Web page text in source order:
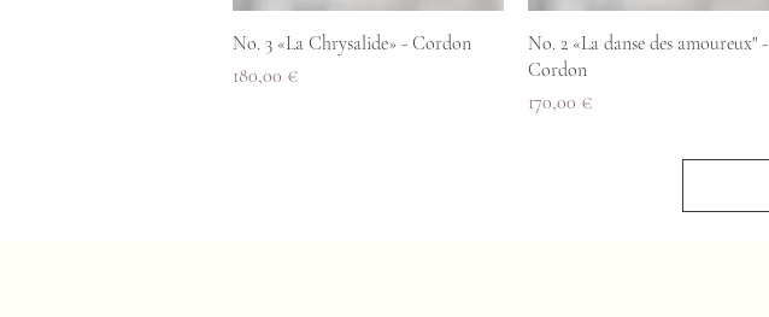
Aperçu rapide
No. 3 «La Chrysalide» - Cordon
Prix
180,00 €
Aperçu rapide
No. 2 «La danse des amoureux" -
Cordon
Prix
170,00 €